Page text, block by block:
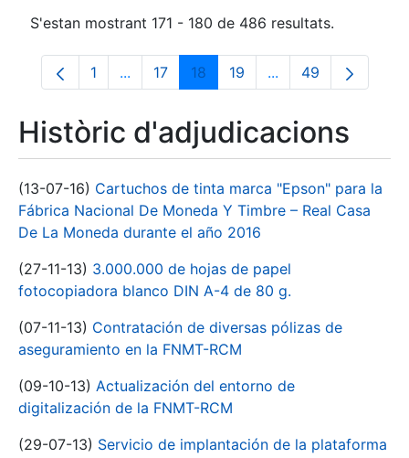
S'estan mostrant 171 - 180 de 486 resultats.
Pàgina
1 ...Pàgines intermèdies Utilitzeu TAB per
Pàgina
17 Pàgina
18 Pàgina
19 ...PàginesPàgina
49
Històric d'adjudicacions
(13-07-16) Cartuchos de tinta marca "Epson" para la
Fábrica Nacional De Moneda Y Timbre – Real Casa
De La Moneda durante el año 2016
(27-11-13) 3.000.000 de hojas de papel
fotocopiadora blanco DIN A-4 de 80 g.
(07-11-13) Contratación de diversas pólizas de
aseguramiento en la FNMT-RCM
(09-10-13) Actualización del entorno de
digitalización de la FNMT-RCM
(29-07-13) Servicio de implantación de la plataforma